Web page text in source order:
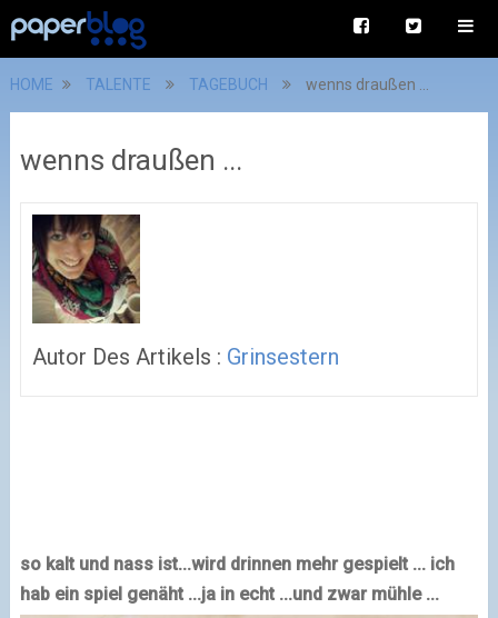
HOME TALENTE TAGEBUCH wenns draußen ...
wenns draußen ...
Autor Des Artikels : Grinsestern
so kalt und nass ist...wird drinnen mehr gespielt ...ich
hab ein spiel genäht ...ja in echt ...und zwar mühle ...